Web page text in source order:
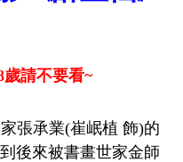
歲請不要看~
張承業(崔岷植 飾)的
後來被書畫世家金師